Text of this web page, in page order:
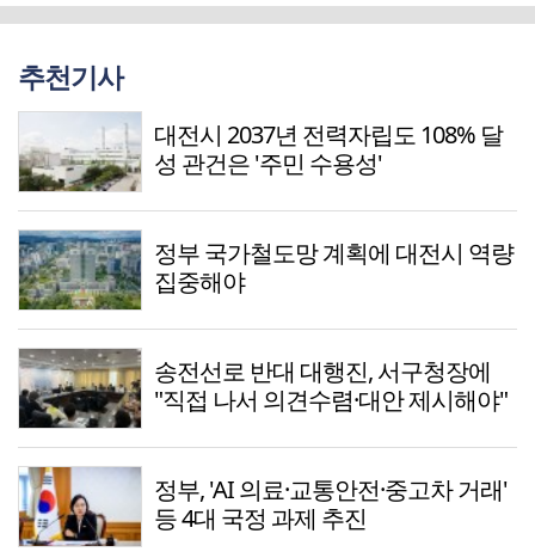
추천기사
대전시 2037년 전력자립도 108% 달
성 관건은 '주민 수용성'
정부 국가철도망 계획에 대전시 역량
집중해야
송전선로 반대 대행진, 서구청장에
"직접 나서 의견수렴·대안 제시해야"
정부, 'AI 의료·교통안전·중고차 거래'
등 4대 국정 과제 추진